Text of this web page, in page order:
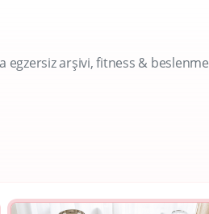
egzersiz arşivi, fitness & beslenme